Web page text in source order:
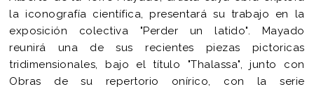
la iconografía científica, presentará su trabajo en la
exposición colectiva "Perder un latido". Mayado
reunirá una de sus recientes piezas pictoricas
tridimensionales, bajo el título "Thalassa", junto con
Obras de su repertorio onírico, con la serie